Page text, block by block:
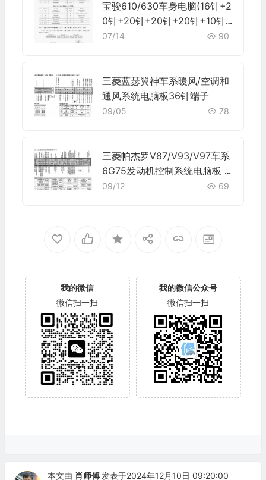
宝骏610/630车身电脑(16针+2
0针+20针+20针+20针+10针)
端子
07/14 90
三菱蓝瑟翼神车系暖风/空调和
通风系统电脑板36针端子
09/05 78
三菱帕杰罗V87/V93/V97车系
6G75发动机控制系统电脑板 1
46针端子
09/12 69
我的微信
微信扫一扫
我的微信公众号
微信扫一扫
本文由 肖师傅 发表于2024年12月10日 09:20:00